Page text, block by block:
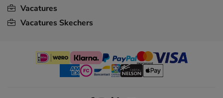
Vacatures
Vacatures Skechers